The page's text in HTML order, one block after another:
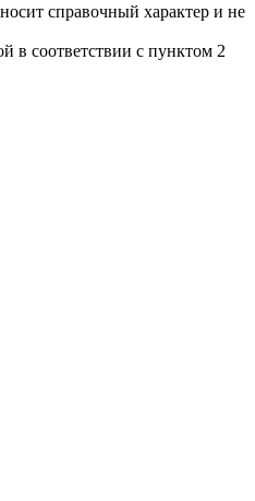
справочный характер и не
в соответствии с пунктом 2